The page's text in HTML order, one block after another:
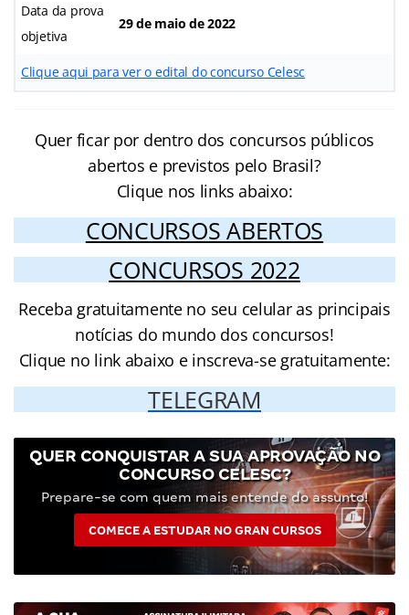
Data da prova
objetiva
29 de maio de 2022
Clique aqui para ver o edital do concurso Celesc
Quer ficar por dentro dos concursos públicos
abertos e previstos pelo Brasil?
Clique nos links abaixo:
CONCURSOS ABERTOS
CONCURSOS 2022
Receba gratuitamente no seu celular as principais
notícias do mundo dos concursos!
Clique no link abaixo e inscreva-se gratuitamente:
TELEGRAM
QUER CONQUISTAR A SUA APROVAÇÃO NO
CONCURSO CELESC?
Prepare-se com quem mais entende do assunto!
COMECE A ESTUDAR NO GRAN CURSOS